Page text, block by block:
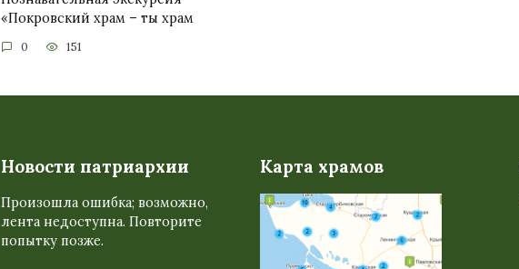
«Покровский храм – ты храм
0 151
Новости патриархии
Произошла ошибка; возможно,
лента недоступна. Повторите
попытку позже.
Карта храмов